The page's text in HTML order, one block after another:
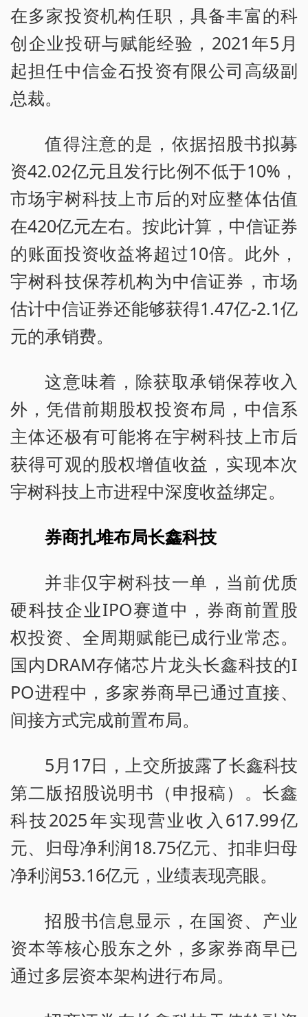
在多家投资机构任职，具备丰富的科
创企业投研与赋能经验，2021年5月
起担任中信金石投资有限公司高级副
总裁。
值得注意的是，依据招股书拟募
资42.02亿元且发行比例不低于10%，
市场宇树科技上市后的对应整体估值
在420亿元左右。按此计算，中信证券
的账面投资收益将超过10倍。此外，
宇树科技保荐机构为中信证券，市场
估计中信证券还能够获得1.47亿-2.1亿
元的承销费。
这意味着，除获取承销保荐收入
外，凭借前期股权投资布局，中信系
主体还极有可能将在宇树科技上市后
获得可观的股权增值收益，实现本次
宇树科技上市进程中深度收益绑定。
券商扎堆布局长鑫科技
并非仅宇树科技一单，当前优质
硬科技企业IPO赛道中，券商前置股
权投资、全周期赋能已成行业常态。
国内DRAM存储芯片龙头长鑫科技的I
PO进程中，多家券商早已通过直接、
间接方式完成前置布局。
5月17日，上交所披露了长鑫科技
第二版招股说明书（申报稿）。长鑫
科技2025年实现营业收入617.99亿
元、归母净利润18.75亿元、扣非归母
净利润53.16亿元，业绩表现亮眼。
招股书信息显示，在国资、产业
资本等核心股东之外，多家券商早已
通过多层资本架构进行布局。